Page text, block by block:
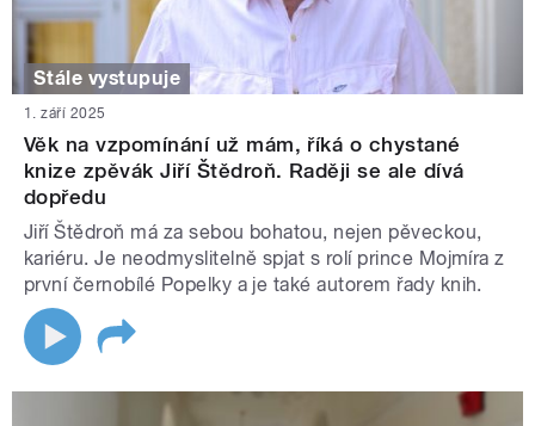
Stále vystupuje
1. září 2025
Věk na vzpomínání už mám, říká o chystané
knize zpěvák Jiří Štědroň. Raději se ale dívá
dopředu
Jiří Štědroň má za sebou bohatou, nejen pěveckou,
kariéru. Je neodmyslitelně spjat s rolí prince Mojmíra z
první černobílé Popelky a je také autorem řady knih.